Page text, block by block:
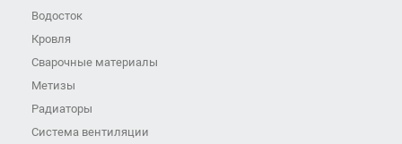
Водосток
Кровля
Сварочные материалы
Метизы
Радиаторы
Система вентиляции